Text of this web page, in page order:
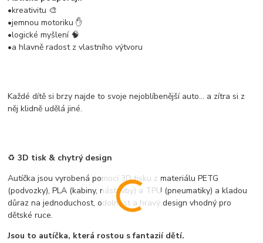
•kreativitu 🎨
•jemnou motoriku ✋
•logické myšlení 🧠
•a hlavně radost z vlastního výtvoru
Každé dítě si brzy najde to svoje nejoblíbenější auto… a zítra si z
něj klidně udělá jiné.
♻️3D tisk & chytrý design
Autíčka jsou vyrobená pomocí 3D tisku z materiálu PETG
(podvozky), PLA (kabiny, nástavby) a TPU (pneumatiky) a kladou
důraz na jednoduchost, odolnost a hravý design vhodný pro
dětské ruce.
Jsou to autíčka, která rostou s fantazií dětí.